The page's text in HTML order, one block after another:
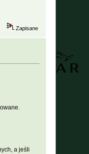
Zapisane
a jeśli